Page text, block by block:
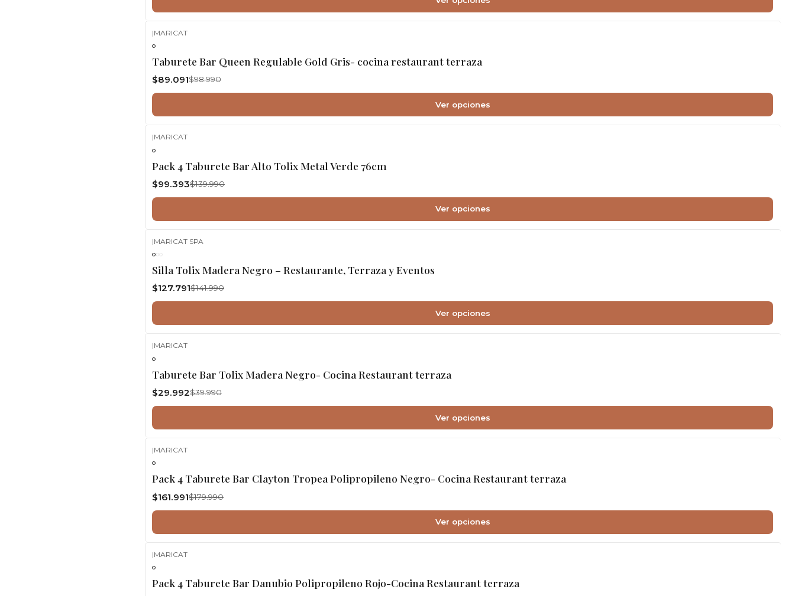
|MARICAT
Taburete Bar Queen Regulable Gold Gris- cocina restaurant terraza
$89.091$98.990
Ver opciones
|MARICAT
Pack 4 Taburete Bar Alto Tolix Metal Verde 76cm
$99.393$139.990
Ver opciones
|MARICAT SPA
Silla Tolix Madera Negro – Restaurante, Terraza y Eventos
$127.791$141.990
Ver opciones
|MARICAT
Taburete Bar Tolix Madera Negro- Cocina Restaurant terraza
$29.992$39.990
Ver opciones
|MARICAT
Pack 4 Taburete Bar Clayton Tropea Polipropileno Negro- Cocina Restaurant terraza
$161.991$179.990
Ver opciones
|MARICAT
Pack 4 Taburete Bar Danubio Polipropileno Rojo-Cocina Restaurant terraza